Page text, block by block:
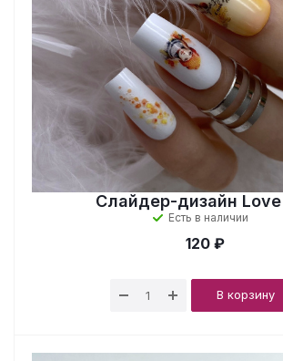
Слайдер-дизайн Love
Есть в наличии
120 ₽
В корзину